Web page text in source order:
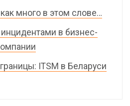
много в этом слове…
в бизнес-
ITSM в Беларуси